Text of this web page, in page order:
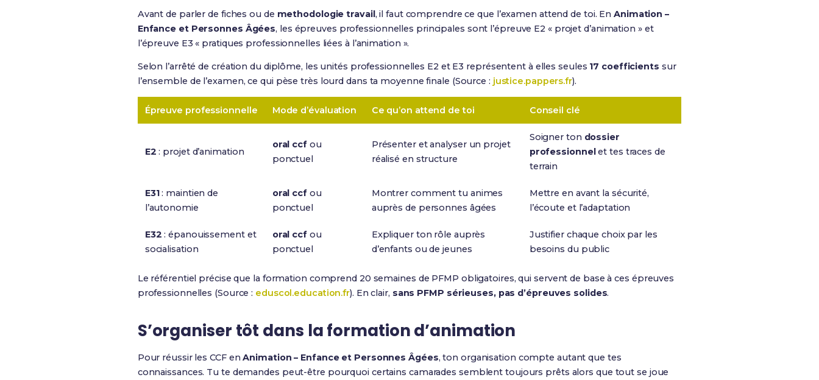
Avant de parler de fiches ou de methodologie travail, il faut comprendre ce que l’examen attend de toi. EnAnimation –
Enfance et Personnes Âgées, les épreuves professionnelles principales sont l’épreuve E2 « projet d’animation » et
l’épreuve E3 « pratiques professionnelles liées à l’animation ».
Selon l’arrêté de création du diplôme, les unités professionnelles E2 et E3 représentent à elles seules 17 coefficients sur
l’ensemble de l’examen, ce qui pèse très lourd dans ta moyenne finale (Source : justice.pappers.fr).
Épreuve professionnelle Mode d’évaluation Ce qu’on attend de toi Conseil clé
E2 : projet d’animation
oral ccfou
ponctuel
Présenter et analyser un projet
réalisé en structure
Soigner ton dossier
professionnelet tes traces de
terrain
E31: maintien de
l’autonomie
oral ccfou
ponctuel
Montrer comment tu animes
auprès de personnes âgées
Mettre en avant la sécurité,
l’écoute et l’adaptation
E32 : épanouissement et
socialisation
oral ccfou
ponctuel
Expliquer ton rôle auprès
d’enfants ou de jeunes
Justifier chaque choix par les
besoins du public
Le référentiel précise que la formation comprend 20 semaines de PFMP obligatoires, qui servent de base à ces épreuves
professionnelles (Source : eduscol.education.fr). En clair, sans PFMP sérieuses, pas d’épreuves solides.
S’organiser tôt dans la formation d’animation
Pour réussir les CCF enAnimation – Enfance et Personnes Âgées, ton organisation compte autant que tes
connaissances. Tu te demandes peut-être pourquoi certains camarades semblent toujours prêts alors que tout se joue